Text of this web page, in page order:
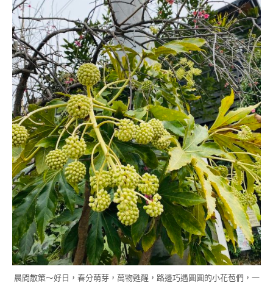
晨間散策～好日，春分萌芽，萬物甦醒，路邊巧遇圓圓的小花苞們，一